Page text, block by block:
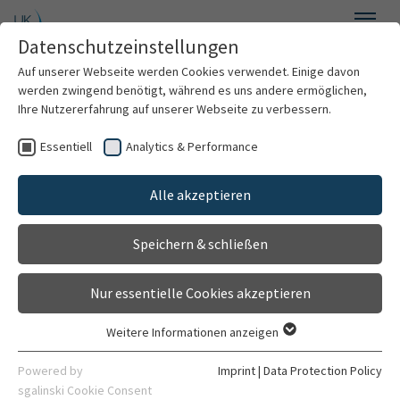
Skip to main content
Clinics & Institutes
Organization
Contact
Prof. Dr med. Dr rer. nat. Jürgen Debus
CHIEF MEDICAL DIRECTOR
Datenschutzeinstellungen
Auf unserer Webseite werden Cookies verwendet. Einige davon
werden zwingend benötigt, während es uns andere ermöglichen,
Ihre Nutzererfahrung auf unserer Webseite zu verbessern.
Essentiell Analytics & Performance
Alle akzeptieren
Speichern & schließen
Nur essentielle Cookies akzeptieren
Essentielle Cookies werden für grundlegende Funktionen der
Webseite benötigt. Dadurch ist gewährleistet, dass die
Weitere Informationen anzeigen
Powered by
sgalinski Cookie Consent
Imprint| Data Protection Policy